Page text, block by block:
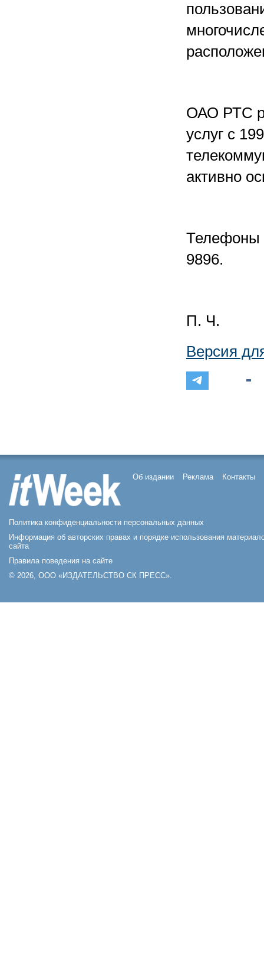
ОАО РТС
услуг с
активно
Телефоны
9896.
П. Ч.
Версия
Об издании Реклама Контакты
Политика конфиденциальности персональных данных
Информация об авторских правах и порядке использования
сайта
Правила поведения на сайте
© 2026, ООО «ИЗДАТЕЛЬСТВО СК ПРЕСС».